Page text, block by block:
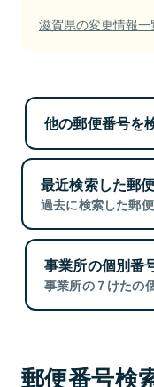
滋賀県の変更情報一
他の郵便番号を
最近検索した郵
過去に検索した郵
事業所の個別番
事業所の７けたの
郵便番号検